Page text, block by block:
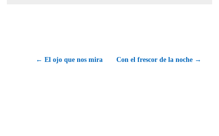
← El ojo que nos mira Con el frescor de la noche →